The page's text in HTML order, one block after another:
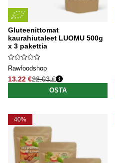
Gluteenittomat
kaurahiutaleet LUOMU 500g
x 3 pakettia
Rawfoodshop
13.22 €
Normaali hinta
22.03 €
OSTA
40%